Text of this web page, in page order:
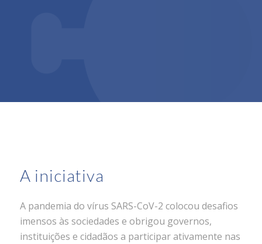
A iniciativa
A pandemia do vírus SARS-CoV-2 colocou desafios
imensos às sociedades e obrigou governos,
instituições e cidadãos a participar ativamente nas